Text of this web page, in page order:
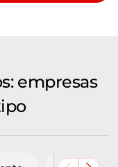
empresas